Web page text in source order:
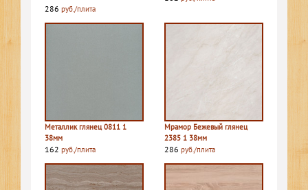
286 руб./плита
Металлик глянец 0811 1
38мм
162 руб./плита
Мрамор Бежевый глянец
2385 1 38мм
286 руб./плита